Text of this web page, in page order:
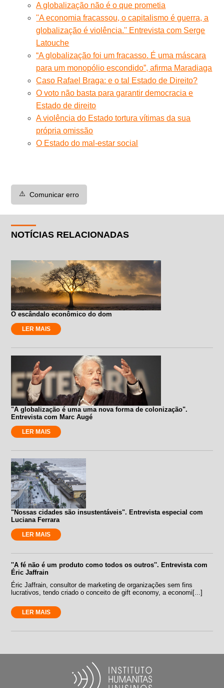
A globalização não é o que prometia
''A economia fracassou, o capitalismo é guerra, a
globalização é violência.'' Entrevista com Serge
Latouche
“A globalização foi um fracasso. É uma máscara
para um monopólio escondido”, afirma Maradiaga
Caso Rafael Braga: e o tal Estado de Direito?
O voto não basta para garantir democracia e
Estado de direito
A violência do Estado tortura vítimas da sua
própria omissão
O Estado do mal-estar social
⚠️ Comunicar erro
NOTÍCIAS RELACIONADAS
O escândalo econômico do dom
LER MAIS
"A globalização é uma uma nova forma de colonização".
Entrevista com Marc Augé
LER MAIS
"Nossas cidades são insustentáveis". Entrevista especial com
Luciana Ferrara
LER MAIS
''A fé não é um produto como todos os outros''. Entrevista com
Éric Jaffrain
Éric Jaffrain, consultor de marketing de organizações sem fins
lucrativos, tendo criado o conceito de gift economy, a economi[...]
LER MAIS